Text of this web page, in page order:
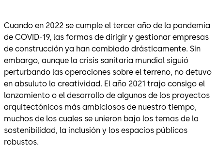
Cuando en 2022 se cumple el tercer año de la pandemia
de COVID-19, las formas de dirigir y gestionar empresas
de construcción ya han cambiado drásticamente. Sin
embargo, aunque la crisis sanitaria mundial siguió
perturbando las operaciones sobre el terreno, no detuvo
en absuluto la creatividad. El año 2021 trajo consigo el
lanzamiento o el desarrollo de algunos de los proyectos
arquitectónicos más ambiciosos de nuestro tiempo,
muchos de los cuales se unieron bajo los temas de la
sostenibilidad, la inclusión y los espacios públicos
robustos.